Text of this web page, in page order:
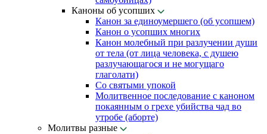
Каноны об усопших
Канон за единоумершего (об усопшем)
Канон о усопших многих
Канон молебный при разлучении души
от тела (от лица человека, с душею
разлучающагося и не могущаго
глаголати)
Со святыми упокой
Молитвенное последование с каноном
покаянным о грехе убийства чад во
утробе (аборте)
Молитвы разные